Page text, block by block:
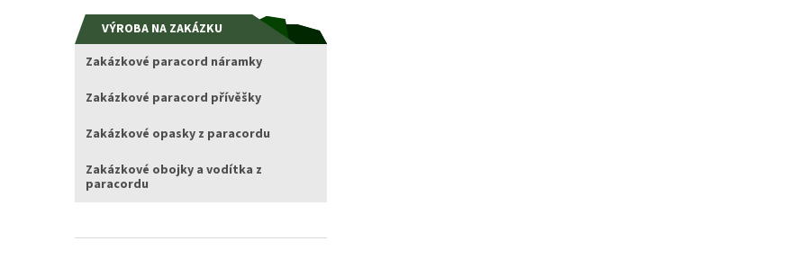
VÝROBA NA ZAKÁZKU
Zakázkové paracord náramky
Zakázkové paracord přívěšky
Zakázkové opasky z paracordu
Zakázkové obojky a vodítka z
paracordu